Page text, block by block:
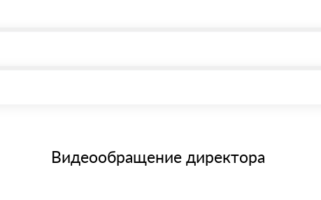
банковским картам
Видеообращение директора